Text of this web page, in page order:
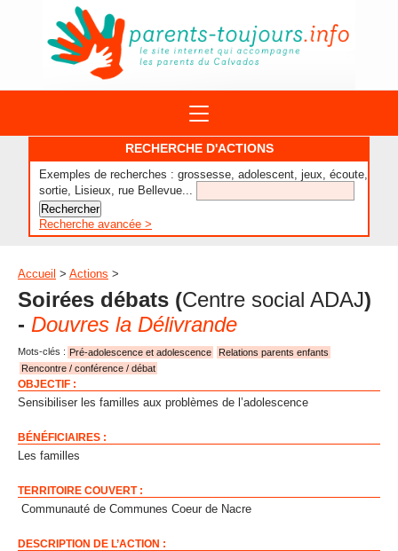
1ÈRE VISITE
AGENDA
APPELS A PROJET
DISPOSITIFS PARENTALITÉ
SITES INTERNET
LETTRES D’INFO
MENTIONS LÉGALES
CONTACT
ACTIONS
STRUCTURES
DOCUMENTS
FORMATIONS
RECHERCHE D'ACTIONS
Exemples de recherches : grossesse, adolescent, jeux, écoute,
sortie, Lisieux, rue Bellevue...
Recherche avancée >
Accueil > Actions >
Soirées débats (Centre social ADAJ)
- Douvres la Délivrande
Mots-clés : Pré-adolescence et adolescence
Relations parents enfants
Rencontre / conférence / débat
OBJECTIF :
Sensibiliser les familles aux problèmes de l’adolescence
BÉNÉFICIAIRES :
Les familles
TERRITOIRE COUVERT :
Communauté de Communes Coeur de Nacre
DESCRIPTION DE L’ACTION :